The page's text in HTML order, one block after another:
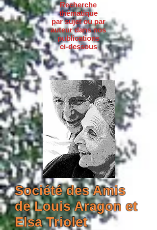
Recherche
thématique
par sujet ou par
auteur dans nos
publications
ci-dessous
Société des Amis
de Louis Aragon et
Elsa Triolet